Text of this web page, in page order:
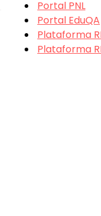
Portal PNL
Portal EduQA
Plataforma
Plataforma